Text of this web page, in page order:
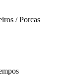
/ Porcas